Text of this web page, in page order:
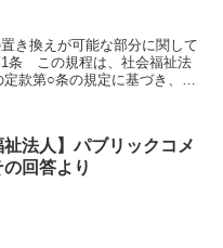
き換えが可能な部分に関して
1条 この規程は、社会福祉法
款第○条の規定に基づき、役
祉法人】パブリックコメ
回答より